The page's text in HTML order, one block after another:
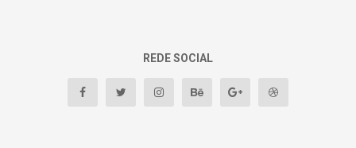
REDE SOCIAL